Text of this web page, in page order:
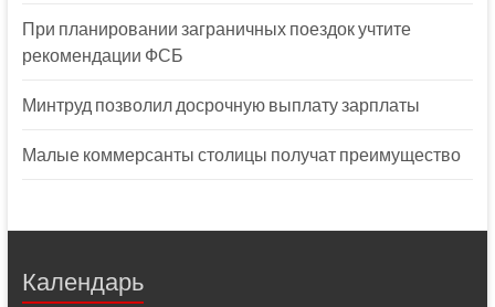
При планировании заграничных поездок учтите
рекомендации ФСБ
Минтруд позволил досрочную выплату зарплаты
Малые коммерсанты столицы получат преимущество
Календарь